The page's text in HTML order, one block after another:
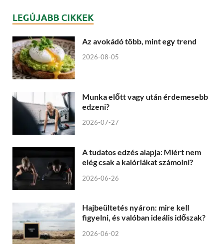
LEGÚJABB CIKKEK
Az avokádó több, mint egy trend
2026-08-05
Munka előtt vagy után érdemesebb
edzeni?
2026-07-27
A tudatos edzés alapja: Miért nem
elég csak a kalóriákat számolni?
2026-06-26
Hajbeültetés nyáron: mire kell
figyelni, és valóban ideális időszak?
2026-06-02